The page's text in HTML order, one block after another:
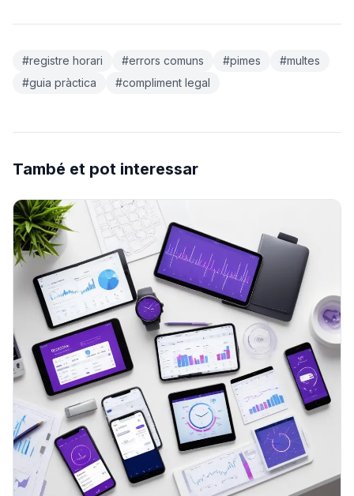
#registre horari #errors comuns #pimes
#multes
#guia pràctica
#compliment legal
També et pot interessar